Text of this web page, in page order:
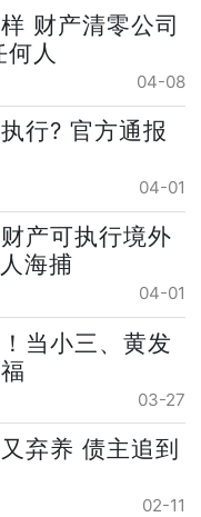
财产清零公司
人
04-08
行? 官方通报
04-01
产可执行境外
海捕
04-01
当小三、黄发
03-27
弃养 债主追到
02-11